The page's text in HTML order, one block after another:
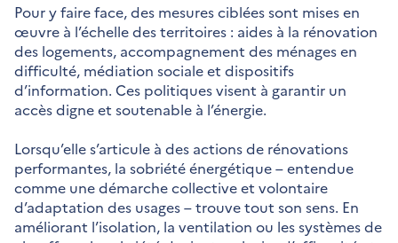
Pour y faire face, des mesures ciblées sont mises en
œuvre à l’échelle des territoires : aides à la rénovation
des logements, accompagnement des ménages en
difficulté, médiation sociale et dispositifs
d’information. Ces politiques visent à garantir un
accès digne et soutenable à l’énergie.
Lorsqu’elle s’articule à des actions de rénovations
performantes, la sobriété énergétique – entendue
comme une démarche collective et volontaire
d’adaptation des usages – trouve tout son sens. En
améliorant l’isolation, la ventilation ou les systèmes de